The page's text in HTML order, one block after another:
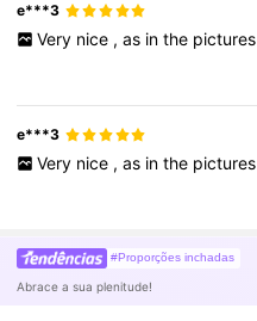
e***3
Very nice , as in the pictures
e***3
Very nice , as in the pictures
#Proporções inchadas
Abrace a sua plenitude!